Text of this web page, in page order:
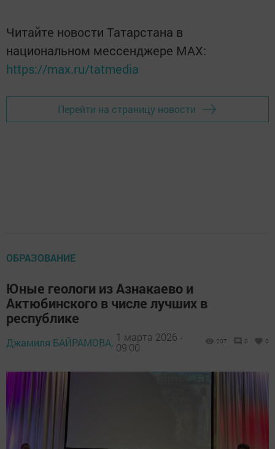
Читайте новости Татарстана в
национальном мессенджере MАХ:
https://max.ru/tatmedia
Перейти на страницу новости
ОБРАЗОВАНИЕ
Юные геологи из Азнакаево и
Актюбинского в числе лучших в
республике
Джамиля БАЙРАМОВА, 1 марта 2026 -
09:00
207 0 0